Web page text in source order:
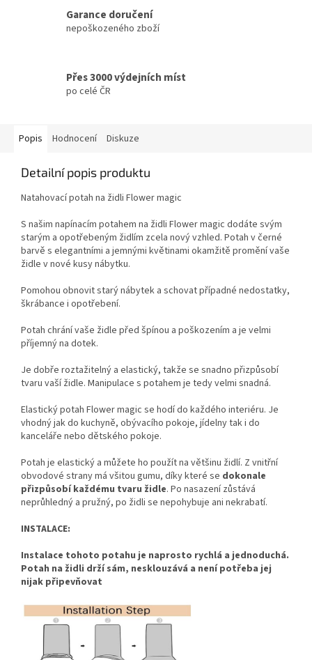
Garance doručení
nepoškozeného zboží
Přes 3000 výdejních míst
po celé ČR
Popis Hodnocení Diskuze
Detailní popis produktu
Natahovací potah na židli Flower magic
S našim napínacím potahem na židli Flower magic dodáte svým
starým a opotřebeným židlím zcela nový vzhled. Potah v černé
barvě s elegantními a jemnými květinami okamžitě promění vaše
židle v nové kusy nábytku.
Pomohou obnovit starý nábytek a schovat případné nedostatky,
škrábance i opotřebení.
Potah chrání vaše židle před špínou a poškozením a je velmi
příjemný na dotek.
Je dobře roztažitelný a elastický, takže se snadno přizpůsobí
tvaru vaší židle. Manipulace s potahem je tedy velmi snadná.
Elastický potah Flower magic se hodí do každého interiéru. Je
vhodný jak do kuchyně, obývacího pokoje, jídelny tak i do
kanceláře nebo dětského pokoje.
Potah je elastický a můžete ho použít na většinu židlí. Z vnitřní
obvodové strany má všitou gumu, díky které se dokonale
přizpůsobí každému tvaru židle. Po nasazení zůstává
neprůhledný a pružný, po židli se nepohybuje ani nekrabatí.
INSTALACE:
Instalace tohoto potahu je naprosto rychlá a jednoduchá.
Potah na židli drží sám, nesklouzává a není potřeba jej
nijak připevňovat